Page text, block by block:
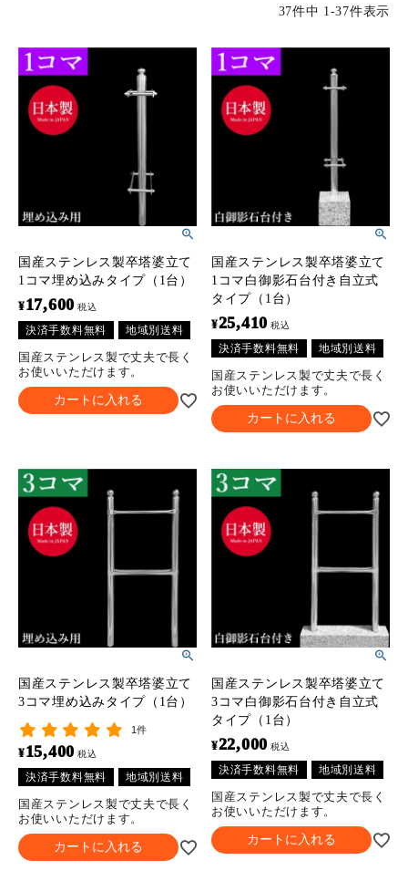
37件中 1 -37件表示
国産ステンレス製卒塔婆立て
1コマ埋め込みタイプ（1台）
¥17,600 税込
決済手数料無料 地域別送料
国産ステンレス製で丈夫で長く
お使いいただけます。
カートに入れる
国産ステンレス製卒塔婆立て
1コマ白御影石台付き自立式
タイプ（1台）
¥25,410 税込
決済手数料無料 地域別送料
国産ステンレス製で丈夫で長く
お使いいただけます。
カートに入れる
国産ステンレス製卒塔婆立て
3コマ埋め込みタイプ（1台）
1件
¥15,400 税込
決済手数料無料 地域別送料
国産ステンレス製で丈夫で長く
お使いいただけます。
カートに入れる
国産ステンレス製卒塔婆立て
3コマ白御影石台付き自立式
タイプ（1台）
¥22,000 税込
決済手数料無料 地域別送料
国産ステンレス製で丈夫で長く
お使いいただけます。
カートに入れる